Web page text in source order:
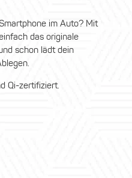
im Auto? Mit
das originale
schon lädt dein
Qi-zertifiziert.